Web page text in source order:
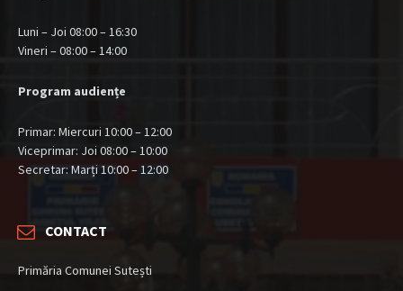
Luni – Joi 08:00 – 16:30
Vineri – 08:00 – 14:00
Program audiențe
Primar: Miercuri 10:00 – 12:00
Viceprimar: Joi 08:00 – 10:00
Secretar: Marți 10:00 – 12:00
CONTACT
Primăria Comunei Sutești